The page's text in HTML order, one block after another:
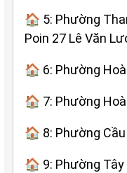
🏠 5: Phường
Poin 27 Lê Văn
🏠 6: Phường
🏠 7: Phường
🏠 8: Phường
🏠 9: Phường Tây